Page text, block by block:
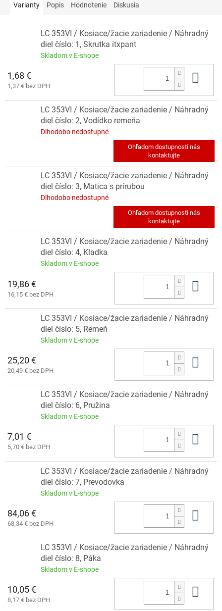
Varianty Popis Hodnotenie Diskusia
LC 353VI / Kosiace/žacie zariadenie / Náhradný
diel číslo: 1, Skrutka itxpant
Skladom v E-shope
1,68 €
1,37 € bez DPH
LC 353VI / Kosiace/žacie zariadenie / Náhradný
diel číslo: 2, Vodídko remeňa
Dlhodobo nedostupné
LC 353VI / Kosiace/žacie zariadenie / Náhradný
diel číslo: 3, Matica s prírubou
Dlhodobo nedostupné
LC 353VI / Kosiace/žacie zariadenie / Náhradný
diel číslo: 4, Kladka
Skladom v E-shope
19,86 €
16,15 € bez DPH
LC 353VI / Kosiace/žacie zariadenie / Náhradný
diel číslo: 5, Remeň
Skladom v E-shope
25,20 €
20,49 € bez DPH
LC 353VI / Kosiace/žacie zariadenie / Náhradný
diel číslo: 6, Pružina
Skladom v E-shope
7,01 €
5,70 € bez DPH
LC 353VI / Kosiace/žacie zariadenie / Náhradný
diel číslo: 7, Prevodovka
Skladom v E-shope
84,06 €
68,34 € bez DPH
LC 353VI / Kosiace/žacie zariadenie / Náhradný
diel číslo: 8, Páka
Skladom v E-shope
10,05 €
8,17 € bez DPH